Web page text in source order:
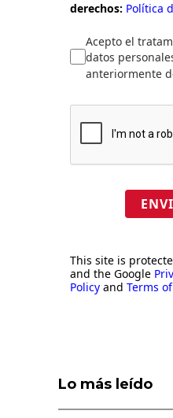
derechos: Política
Acepto el
datos
anteriormente
This site is
and the Google
Policy and Terms
Lo más leído